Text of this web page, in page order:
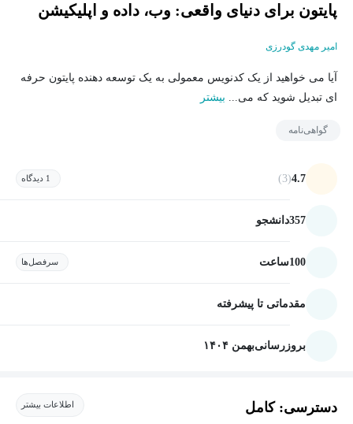
پایتون برای دنیای واقعی: وب، داده و اپلیکیشن
امیر مهدی گودرزی
آیا می خواهید از یک کدنویس معمولی به یک توسعه دهنده پایتون حرفه
ای تبدیل شوید که می... بیشتر
گواهی‌نامه
4.7
(3) 1 دیدگاه
357دانشجو
100ساعت سرفصل‌ها
مقدماتی تا پیشرفته
بروزرسانیبهمن ۱۴۰۴
دسترسی: کامل اطلاعات بیشتر